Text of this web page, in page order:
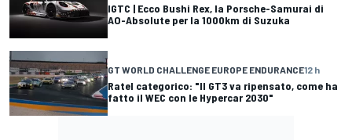
IGTC | Ecco Bushi Rex, la Porsche-Samurai di
AO-Absolute per la 1000km di Suzuka
GT WORLD CHALLENGE EUROPE ENDURANCE12 h
Ratel categorico: "Il GT3 va ripensato, come ha
fatto il WEC con le Hypercar 2030"